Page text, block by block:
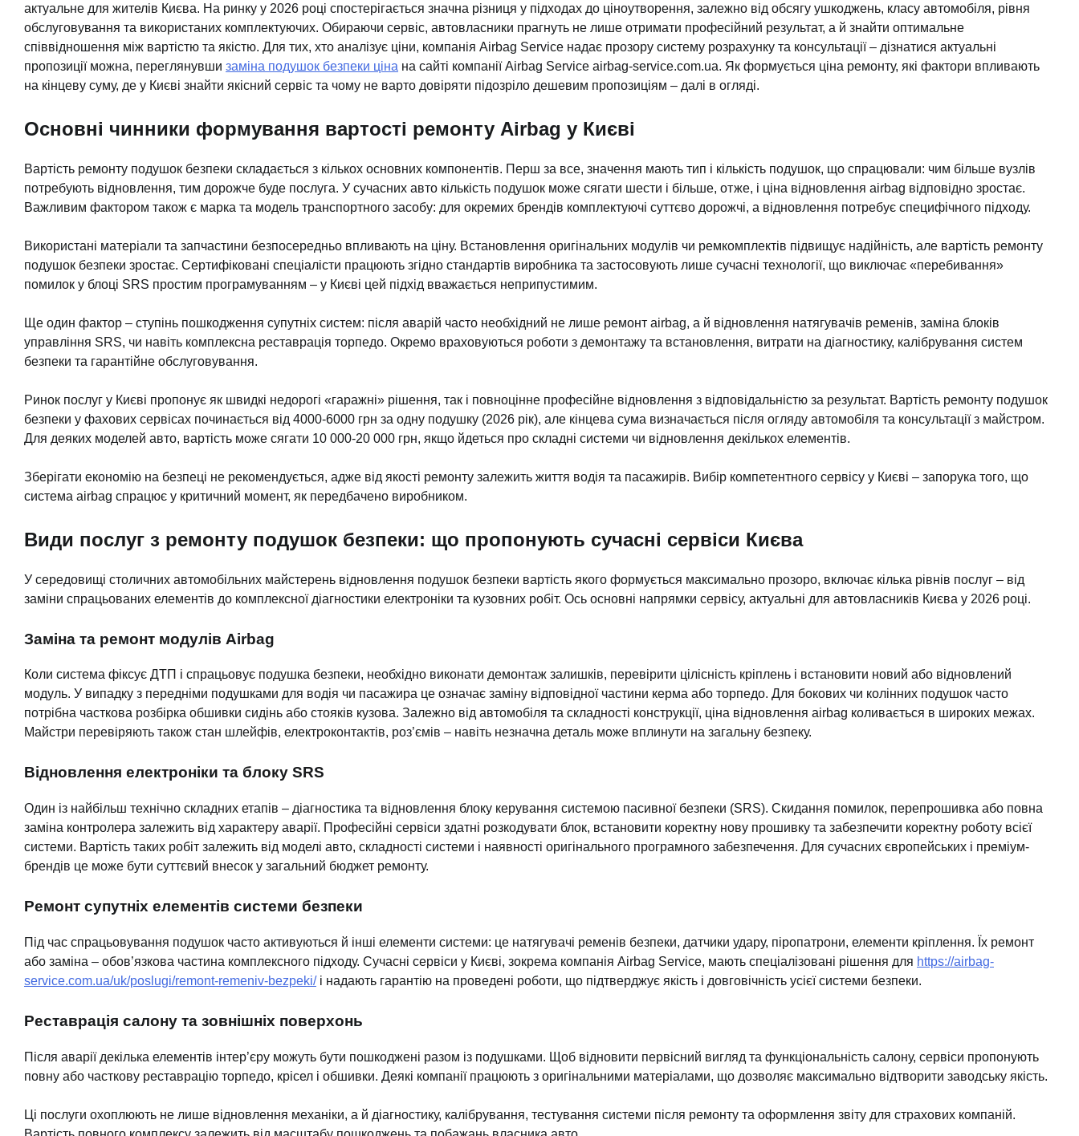
актуальне для жителів Києва. На ринку у 2026 році спостерігається значна різниця у підходах до ціноутворення, залежно від обсягу ушкоджень, класу автомобіля, рівня
обслуговування та використаних комплектуючих. Обираючи сервіс, автовласники прагнуть не лише отримати професійний результат, а й знайти оптимальне
співвідношення між вартістю та якістю. Для тих, хто аналізує ціни, компанія Airbag Service надає прозору систему розрахунку та консультації – дізнатися актуальні
пропозиції можна, переглянувши заміна подушок безпеки ціна на сайті компанії Airbag Service airbag-service.com.ua. Як формується ціна ремонту, які фактори впливають
на кінцеву суму, де у Києві знайти якісний сервіс та чому не варто довіряти підозріло дешевим пропозиціям – далі в огляді.
Основні чинники формування вартості ремонту Airbag у Києві
Вартість ремонту подушок безпеки складається з кількох основних компонентів. Перш за все, значення мають тип і кількість подушок, що спрацювали: чим більше вузлів
потребують відновлення, тим дорожче буде послуга. У сучасних авто кількість подушок може сягати шести і більше, отже, і ціна відновлення airbag відповідно зростає.
Важливим фактором також є марка та модель транспортного засобу: для окремих брендів комплектуючі суттєво дорожчі, а відновлення потребує специфічного підходу.
Використані матеріали та запчастини безпосередньо впливають на ціну. Встановлення оригінальних модулів чи ремкомплектів підвищує надійність, але вартість ремонту
подушок безпеки зростає. Сертифіковані спеціалісти працюють згідно стандартів виробника та застосовують лише сучасні технології, що виключає «перебивання»
помилок у блоці SRS простим програмуванням – у Києві цей підхід вважається неприпустимим.
Ще один фактор – ступінь пошкодження супутніх систем: після аварій часто необхідний не лише ремонт airbag, а й відновлення натягувачів ременів, заміна блоків
управління SRS, чи навіть комплексна реставрація торпедо. Окремо враховуються роботи з демонтажу та встановлення, витрати на діагностику, калібрування систем
безпеки та гарантійне обслуговування.
Ринок послуг у Києві пропонує як швидкі недорогі «гаражні» рішення, так і повноцінне професійне відновлення з відповідальністю за результат. Вартість ремонту подушок
безпеки у фахових сервісах починається від 4000-6000 грн за одну подушку (2026 рік), але кінцева сума визначається після огляду автомобіля та консультації з майстром.
Для деяких моделей авто, вартість може сягати 10 000-20 000 грн, якщо йдеться про складні системи чи відновлення декількох елементів.
Зберігати економію на безпеці не рекомендується, адже від якості ремонту залежить життя водія та пасажирів. Вибір компетентного сервісу у Києві – запорука того, що
система airbag спрацює у критичний момент, як передбачено виробником.
Види послуг з ремонту подушок безпеки: що пропонують сучасні сервіси Києва
У середовищі столичних автомобільних майстерень відновлення подушок безпеки вартість якого формується максимально прозоро, включає кілька рівнів послуг – від
заміни спрацьованих елементів до комплексної діагностики електроніки та кузовних робіт. Ось основні напрямки сервісу, актуальні для автовласників Києва у 2026 році.
Заміна та ремонт модулів Airbag
Коли система фіксує ДТП і спрацьовує подушка безпеки, необхідно виконати демонтаж залишків, перевірити цілісність кріплень і встановити новий або відновлений
модуль. У випадку з передніми подушками для водія чи пасажира це означає заміну відповідної частини керма або торпедо. Для бокових чи колінних подушок часто
потрібна часткова розбірка обшивки сидінь або стояків кузова. Залежно від автомобіля та складності конструкції, ціна відновлення airbag коливається в широких межах.
Майстри перевіряють також стан шлейфів, електроконтактів, роз’ємів – навіть незначна деталь може вплинути на загальну безпеку.
Відновлення електроніки та блоку SRS
Один із найбільш технічно складних етапів – діагностика та відновлення блоку керування системою пасивної безпеки (SRS). Скидання помилок, перепрошивка або повна
заміна контролера залежить від характеру аварії. Професійні сервіси здатні розкодувати блок, встановити коректну нову прошивку та забезпечити коректну роботу всієї
системи. Вартість таких робіт залежить від моделі авто, складності системи і наявності оригінального програмного забезпечення. Для сучасних європейських і преміум-
брендів це може бути суттєвий внесок у загальний бюджет ремонту.
Ремонт супутніх елементів системи безпеки
Під час спрацьовування подушок часто активуються й інші елементи системи: це натягувачі ременів безпеки, датчики удару, піропатрони, елементи кріплення. Їх ремонт
або заміна – обов’язкова частина комплексного підходу. Сучасні сервіси у Києві, зокрема компанія Airbag Service, мають спеціалізовані рішення для https://airbag-
service.com.ua/uk/poslugi/remont-remeniv-bezpeki/і надають гарантію на проведені роботи, що підтверджує якість і довговічність усієї системи безпеки.
Реставрація салону та зовнішніх поверхонь
Після аварії декілька елементів інтер’єру можуть бути пошкоджені разом із подушками. Щоб відновити первісний вигляд та функціональність салону, сервіси пропонують
повну або часткову реставрацію торпедо, крісел і обшивки. Деякі компанії працюють з оригінальними матеріалами, що дозволяє максимально відтворити заводську якість.
Ці послуги охоплюють не лише відновлення механіки, а й діагностику, калібрування, тестування системи після ремонту та оформлення звіту для страхових компаній.